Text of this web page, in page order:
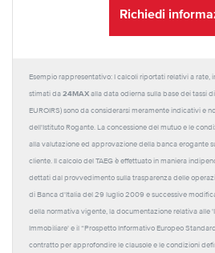
Richiedi
Esempio rappresentativo: I calcoli riportati relativi a rate,
stimati da 24MAX alla data odierna sulla base dei tassi
EUROIRS) sono da considerarsi meramente indicativi e
dell'Istituto Rogante. La concessione del mutuo e le
alla valutazione ed approvazione della banca erogante
cliente. Il calcolo del TAEG è effettuato in maniera
dettati dal provvedimento sulla trasparenza delle
di Banca d'Italia del 29 luglio 2009 e successive
della normativa vigente, la documentazione relativa alle
Immobiliare' e il “Prospetto Informativo Europeo
contratto per approfondire le clausole e le condizioni